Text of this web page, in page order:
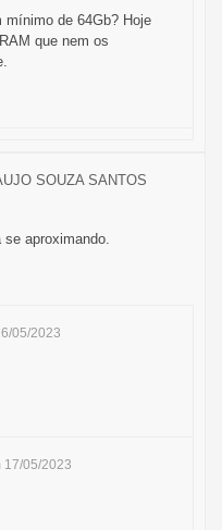
de 64Gb? Hoje
que nem os
SOUZA SANTOS
se aproximando.
05/2023
17/05/2023